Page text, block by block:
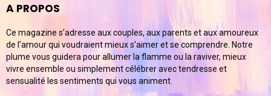
A PROPOS
Ce magazine s’adresse aux couples, aux parents et aux amoureux
de l’amour qui voudraient mieux s’aimer et se comprendre. Notre
plume vous guidera pour allumer la flamme ou la raviver, mieux
vivre ensemble ou simplement célébrer avec tendresse et
sensualité les sentiments qui vous animent.